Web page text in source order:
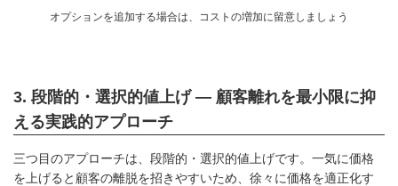
オプションを追加する場合は、コストの増加に留意しましょう
3. 段階的・選択的値上げ ― 顧客離れを最小限に抑
える実践的アプローチ
三つ目のアプローチは、段階的・選択的値上げです。一気に価格
を上げると顧客の離脱を招きやすいため、徐々に価格を適正化す